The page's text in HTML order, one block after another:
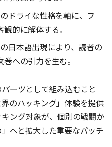
ドライな性格を軸に、フ
的に解体する。
日本語出現により、読者の
への引力を生む。
ーツとして組み込むこと
のハッキング」体験を提供
ング対象が、個別の戦闘か
へと拡大した重要なパッチ